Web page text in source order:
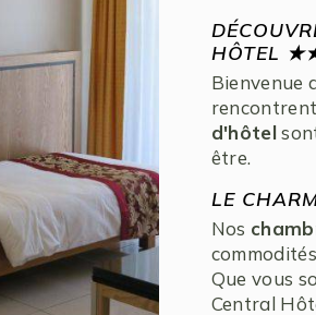
HÔTEL
Bienvenue
d'hôtel
être.
LE
Nos
Que vous
Central